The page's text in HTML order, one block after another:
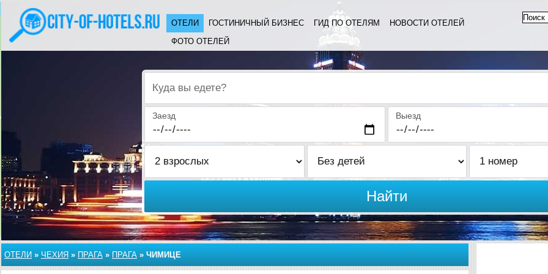
ОТЕЛИ ГОСТИНИЧНЫЙ БИЗНЕС ГИД ПО ОТЕЛЯМ
НОВОСТИ ОТЕЛЕЙ
ФОТО ОТЕЛЕЙ
Куда вы едете?
Заезд Выезд
Найти
ОТЕЛИ » ЧЕХИЯ » ПРАГА » ПРАГА » ЧИМИЦЕ